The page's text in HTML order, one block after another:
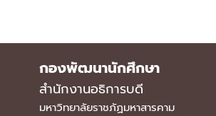
กองพัฒนานักศึกษา
สำนักงานอธิการบดี
มหาวิทยาลัยราชภัฏมหาสารคาม